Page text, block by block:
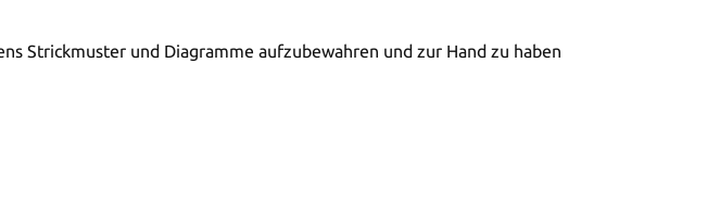
Strickmuster und Diagramme aufzubewahren und zur Hand zu haben